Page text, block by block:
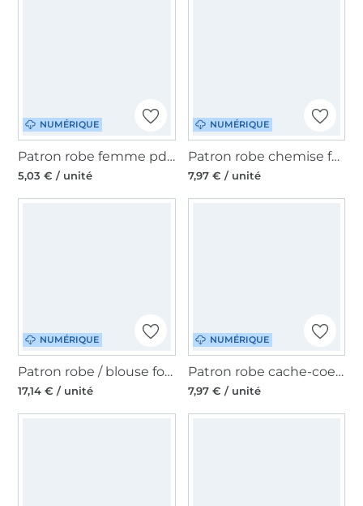
NUMÉRIQUE
Patron robe femme pdf Tajah Sew Simple, en allemand
5,03 € / unité
NUMÉRIQUE
Patron robe chemise femme pdf Curiola Erbsünde, en allemand
7,97 € / unité
NUMÉRIQUE
Patron robe / blouse folklore femme pdf Dirndl Schnitte, en allemand
17,14 € / unité
NUMÉRIQUE
Patron robe cache-coeur femme pdf Aurora Erbsünde, en allemand
7,97 € / unité